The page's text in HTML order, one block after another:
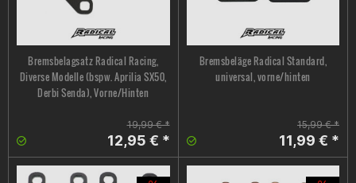
Bremsbelagsatz Radical Racing,
Diverse Modelle (bspw. Aprilia SX50,
Derbi Senda), Vorne/Hinten
19,99 € *
12,95 € *
Bremsbeläge Radical Standard,
universal, vorne/hinten
15,99 € *
11,99 € *